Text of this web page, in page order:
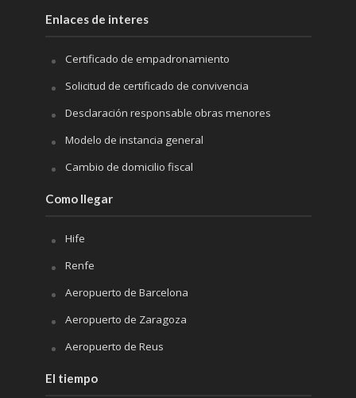
Enlaces de interes
Certificado de empadronamiento
Solicitud de certificado de convivencia
Desclaración responsable obras menores
Modelo de instancia general
Cambio de domicilio fiscal
Como llegar
Hife
Renfe
Aeropuerto de Barcelona
Aeropuerto de Zaragoza
Aeropuerto de Reus
El tiempo